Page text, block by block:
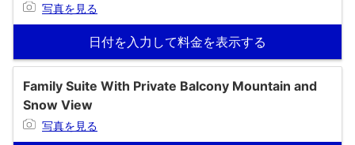
写真を見る
日付を入力して料金を表示する
Family Suite With Private Balcony Mountain and
Snow View
写真を見る